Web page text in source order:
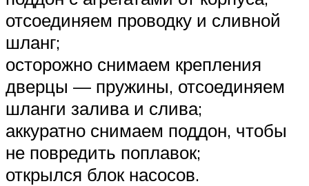
отсоединяем проводку и сливной
шланг;
осторожно снимаем крепления
дверцы — пружины, отсоединяем
шланги залива и слива;
аккуратно снимаем поддон, чтобы
не повредить поплавок;
открылся блок насосов.